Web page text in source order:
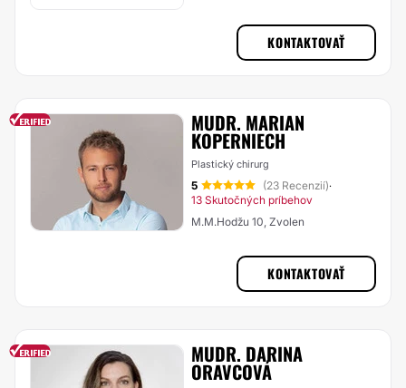
KONTAKTOVAŤ
MUDR. MARIAN
KOPERNIECH
Plastický chirurg
5 (23 Recenzií)·
13 Skutočných príbehov
M.M.Hodžu 10, Zvolen
KONTAKTOVAŤ
MUDR. DARINA
ORAVCOVÁ